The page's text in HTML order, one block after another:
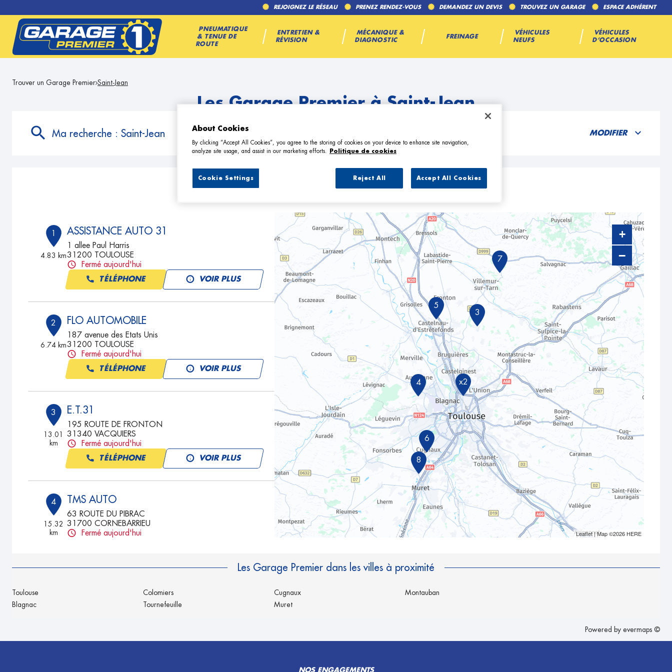
REJOIGNEZ LE RÉSEAU PRENEZ RENDEZ-VOUS DEMANDEZ UN DEVIS TROUVEZ UN GARAGE ESPACE ADHÉRENT
PNEUMATIQUE
& TENUE DE
ROUTE
ENTRETIEN &
RÉVISION
MÉCANIQUE &
DIAGNOSTIC
FREINAGE
VÉHICULES
NEUFS
VÉHICULES
D’OCCASION
Trouver un Garage Premier Saint-Jean
Les Garage Premier à Saint-Jean
Ma recherche : Saint-Jean MODIFIER
8 Garage Premier à Saint-Jean
1
4.83 km
ASSISTANCE AUTO 31
1 allee Paul Harris
31200 TOULOUSE
Fermé aujourd'hui
TÉLÉPHONE VOIR PLUS
2
6.74 km
FLO AUTOMOBILE
187 avenue des Etats Unis
31200 TOULOUSE
Fermé aujourd'hui
TÉLÉPHONE VOIR PLUS
3
13.01
km
E.T.31
195 ROUTE DE FRONTON
31340 VACQUIERS
Fermé aujourd'hui
TÉLÉPHONE VOIR PLUS
4
15.32
km
TMS AUTO
63 ROUTE DU PIBRAC
31700 CORNEBARRIEU
Fermé aujourd'hui
MB DEBOSSELAGE
7
5
4
3
8
6
x2
+
−
Leaflet| Map ©2026 HERE
Les Garage Premier dans les villes à proximité
Toulouse
Blagnac
Colomiers
Tournefeuille
Cugnaux
Muret
Montauban
Powered by evermaps ©
NOS ENGAGEMENTS
About Cookies
By clicking “Accept All Cookies”, you agree to the storing of cookies on your device to enhance site navigation,
analyze site usage, and assist in our marketing efforts.
Politique de cookies
Reject All Accept All Cookies
Cookie Settings